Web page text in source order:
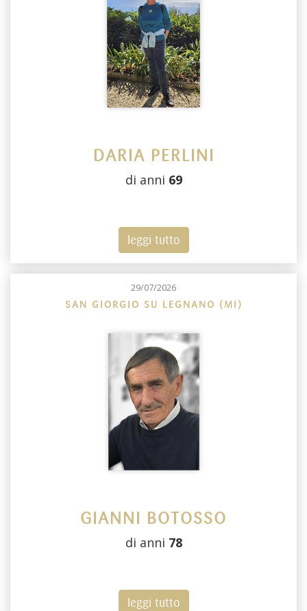
DARIA PERLINI
di anni 69
leggi tutto
29/07/2026
SAN GIORGIO SU LEGNANO (MI)
GIANNI BOTOSSO
di anni 78
leggi tutto